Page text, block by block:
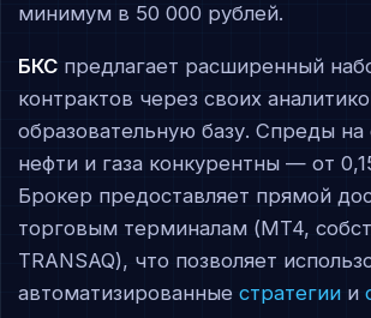
минимум в 50 000 рублей.
БКС предлагает расширенный
контрактов через своих
образовательную базу. Спреды
нефти и газа конкурентны — от
Брокер предоставляет прямой
торговым терминалам (MT4,
TRANSAQ), что позволяет
автоматизированныестратегии и